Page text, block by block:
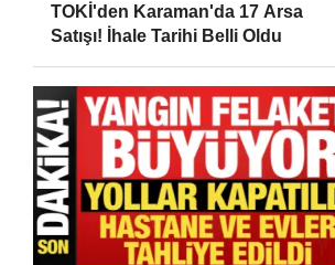
TOKİ'den Karaman'da 17 Arsa
Satışı! İhale Tarihi Belli Oldu